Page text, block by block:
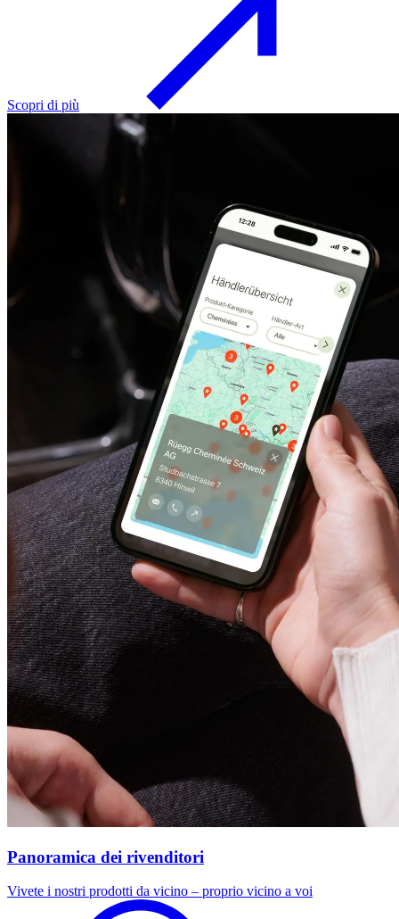
Scopri di più
Panoramica dei rivenditori
Vivete i nostri prodotti da vicino – proprio vicino a voi